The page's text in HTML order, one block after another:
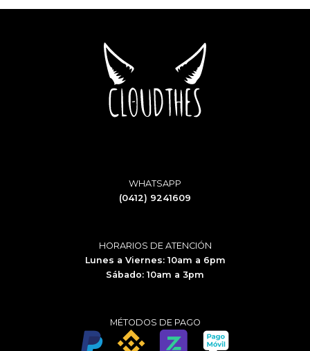
WHATSAPP
(0412) 9241609
HORARIOS DE ATENCIÓN
Lunes a Viernes: 10am a 6pm
Sábado: 10am a 3pm
MÉTODOS DE PAGO